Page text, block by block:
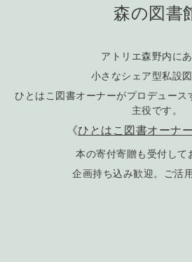
森の図書
アトリエ森野内にあ
小さなシェア型私設図
ひとはこ図書オーナーがプロデュー
主役です。
《ひとはこ図書オーナー
本の寄付寄贈も受付して
企画持ち込み歓迎。ご活